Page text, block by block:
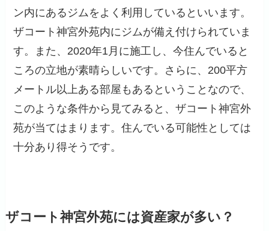
ン内にあるジムをよく利用しているといいます。
ザコート神宮外苑内にジムが備え付けられていま
す。また、2020年1月に施工し、今住んでいると
ころの立地が素晴らしいです。さらに、200平方
メートル以上ある部屋もあるということなので、
このような条件から見てみると、ザコート神宮外
苑が当てはまります。住んでいる可能性としては
十分あり得そうです。
ザコート神宮外苑には資産家が多い？